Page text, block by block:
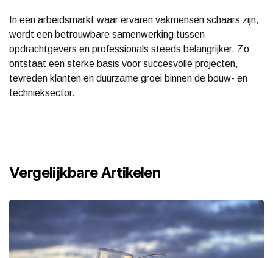
In een arbeidsmarkt waar ervaren vakmensen schaars zijn,
wordt een betrouwbare samenwerking tussen
opdrachtgevers en professionals steeds belangrijker. Zo
ontstaat een sterke basis voor succesvolle projecten,
tevreden klanten en duurzame groei binnen de bouw- en
technieksector.
Vergelijkbare Artikelen